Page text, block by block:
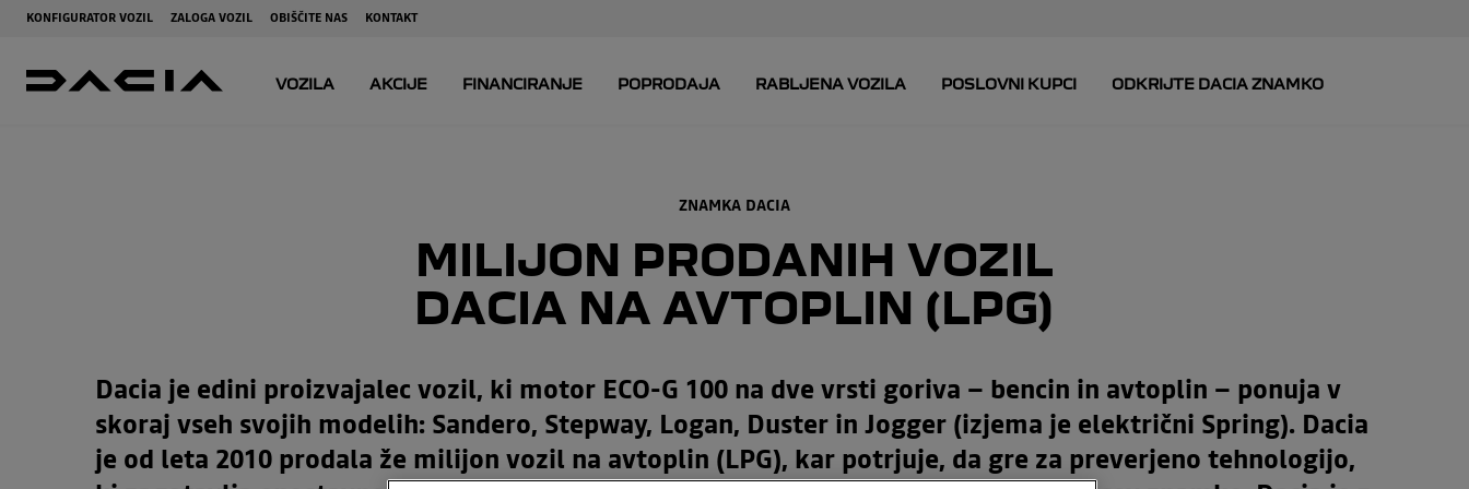
ZNAMKA DACIA
MILIJON PRODANIH VOZIL
DACIA NA AVTOPLIN (LPG)
Dacia je edini proizvajalec vozil, ki motor ECO-G 100 na dve vrsti goriva – bencin in avtoplin – ponuja v
skoraj vseh svojih modelih: Sandero, Stepway, Logan, Duster in Jogger (izjema je električni Spring). Dacia
je od leta 2010 prodala že milijon vozil na avtoplin (LPG), kar potrjuje, da gre za preverjeno tehnologijo,